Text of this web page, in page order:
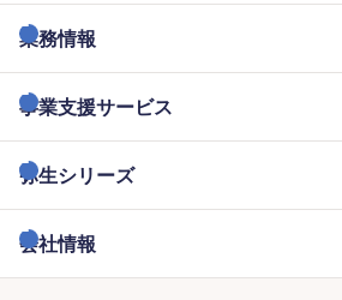
業務情報
事業支援サービス
弥生シリーズ
会社情報